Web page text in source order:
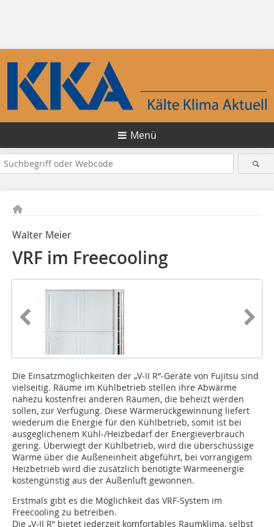
Menü
Walter Meier
VRF im Freecooling
Die Einsatzmöglichkeiten der „V-II R“-Geräte von Fujitsu sind
vielseitig. Räume im Kühlbetrieb stellen ihre Abwärme
nahezu kostenfrei anderen Räumen, die beheizt werden
sollen, zur Verfügung. Diese Wärmerückgewinnung liefert
wiederum die Energie für den Kühlbetrieb, somit ist bei
ausgeglichenem Kühl-/Heizbedarf der Energieverbrauch
gering. Überwiegt der Kühlbetrieb, wird die überschüssige
Wärme über die Außeneinheit abgeführt, bei vorrangigem
Heizbetrieb wird die zusätzlich benötigte Wärmeenergie
kostengünstig aus der Außenluft gewonnen.
Erstmals gibt es die Möglichkeit das VRF-System im
Freecooling zu betreiben.
Die „V-II R“ bietet jederzeit komfortables Raumklima, selbst